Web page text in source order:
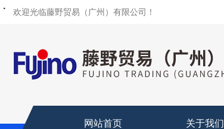
欢迎光临藤野贸易（广州）有限公司！
网站首页 关于我们
・・・・・